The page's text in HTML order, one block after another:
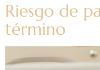
Riesgo de
término